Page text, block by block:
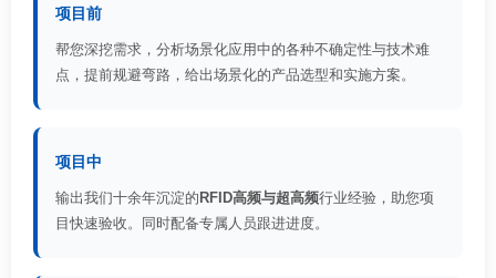
项目前
帮您深挖需求，分析场景化应用中的各种不确定性与技术难
点，提前规避弯路，给出场景化的产品选型和实施方案。
项目中
输出我们十余年沉淀的RFID高频与超高频行业经验，助您项
目快速验收。同时配备专属人员跟进进度。